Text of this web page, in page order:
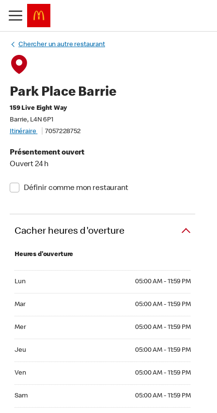
Chercher un autre restaurant
Park Place Barrie
159 Live Eight Way
Barrie, L4N 6P1
Itinéraire
7057228752
Présentement ouvert
Ouvert 24 h
Définir comme mon restaurant
Cacher heures d'overture
Heures d'ouverture
Lun 05:00 AM - 11:59 PM
Mar 05:00 AM - 11:59 PM
Mer 05:00 AM - 11:59 PM
Jeu 05:00 AM - 11:59 PM
Ven 05:00 AM - 11:59 PM
Sam 05:00 AM - 11:59 PM